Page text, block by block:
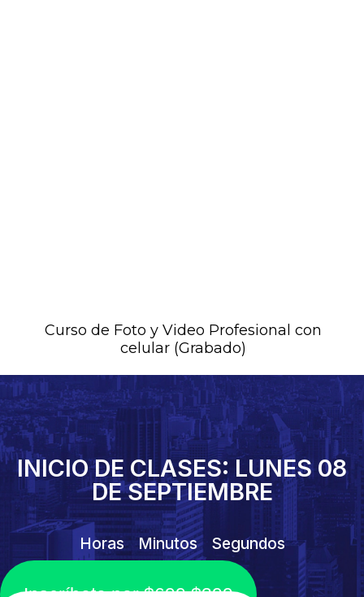
Curso de Foto y Video Profesional con
celular (Grabado)
INICIO DE CLASES: LUNES 08
DE SEPTIEMBRE
Horas Minutos Segundos